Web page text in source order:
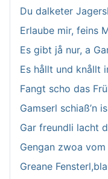
Du dalketer
Erlaube mir, feins
Es gibt jå nur, a
Es hållt und knållt
Fangt scho das
Gamserl schiaß’n
Gar freundli lacht
Gengan zwoa vom
Greane